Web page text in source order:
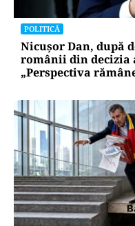
POLITICĂ
Nicușor Dan, după
românii din decizia
„Perspectiva